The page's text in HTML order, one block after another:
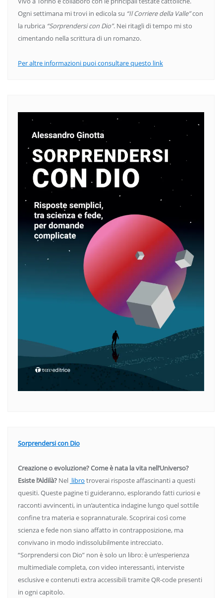
Ogni settimana mi trovi in edicola su “Il Corriere della Valle”con
la rubrica “Sorprendersi con Dio”. Nei ritagli di tempo mi sto
cimentando nella scrittura di un romanzo.
Per altre informazioni puoi consultare questo link
Sorprendersi con Dio
Creazione o evoluzione? Come è nata la vita nell’Universo?
Esiste l’Aldilà? Nel libro troverai risposte affascinanti a questi
quesiti. Queste pagine ti guideranno, esplorando fatti curiosi e
racconti avvincenti, in un’autentica indagine lungo quel sottile
confine tra materia e soprannaturale. Scoprirai così come
scienza e fede non siano affatto in contrapposizione, ma
convivano in modo indissolubilmente intrecciato.
“Sorprendersi con Dio” non è solo un libro: è un’esperienza
multimediale completa, con video interessanti, interviste
esclusive e contenuti extra accessibili tramite QR-code presenti
in ogni capitolo.